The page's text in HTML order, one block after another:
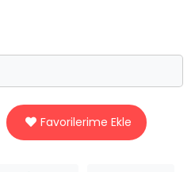
Favorilerime Ekle